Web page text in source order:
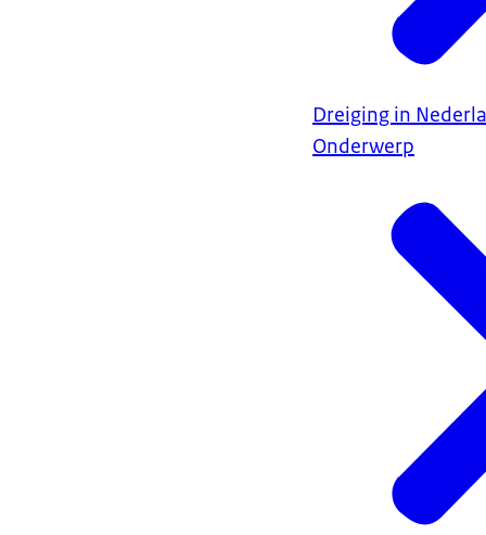
Dreiging in
Onderwerp